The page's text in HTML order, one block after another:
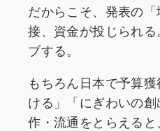
だからこそ、発表の
接、資金が投じられ
ブする。
もちろん日本で予算
ける」「にぎわいの
作・流通をとらえると